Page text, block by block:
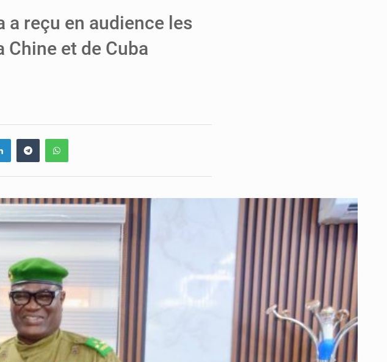
a reçu en audience les
Chine et de Cuba